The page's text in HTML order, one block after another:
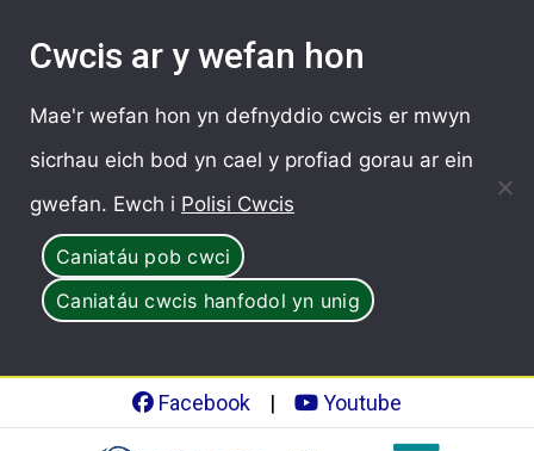
Cwcis ar y wefan hon
Mae'r wefan hon yn defnyddio cwcis er mwyn
sicrhau eich bod yn cael y profiad gorau ar ein
gwefan. Ewch i Polisi Cwcis
Caniatáu pob cwci
Caniatáu cwcis hanfodol yn unig
Facebook | Youtube